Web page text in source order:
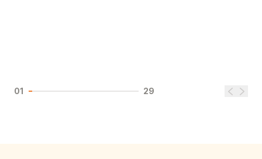
01 29